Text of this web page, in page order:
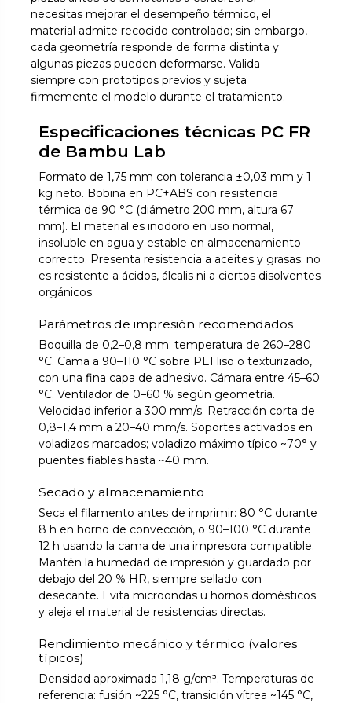
necesitas mejorar el desempeño térmico, el
material admite recocido controlado; sin embargo,
cada geometría responde de forma distinta y
algunas piezas pueden deformarse. Valida
siempre con prototipos previos y sujeta
firmemente el modelo durante el tratamiento.
Especificaciones técnicas PC FR
de Bambu Lab
Formato de 1,75 mm con tolerancia ±0,03 mm y 1
kg neto. Bobina en PC+ABS con resistencia
térmica de 90 °C (diámetro 200 mm, altura 67
mm). El material es inodoro en uso normal,
insoluble en agua y estable en almacenamiento
correcto. Presenta resistencia a aceites y grasas; no
es resistente a ácidos, álcalis ni a ciertos disolventes
orgánicos.
Parámetros de impresión recomendados
Boquilla de 0,2–0,8 mm; temperatura de 260–280
°C. Cama a 90–110 °C sobre PEI liso o texturizado,
con una fina capa de adhesivo. Cámara entre 45–60
°C. Ventilador de 0–60 % según geometría.
Velocidad inferior a 300 mm/s. Retracción corta de
0,8–1,4 mm a 20–40 mm/s. Soportes activados en
voladizos marcados; voladizo máximo típico ~70° y
puentes fiables hasta ~40 mm.
Secado y almacenamiento
Seca el filamento antes de imprimir: 80 °C durante
8 h en horno de convección, o 90–100 °C durante
12 h usando la cama de una impresora compatible.
Mantén la humedad de impresión y guardado por
debajo del 20 % HR, siempre sellado con
desecante. Evita microondas u hornos domésticos
y aleja el material de resistencias directas.
Rendimiento mecánico y térmico (valores
típicos)
Densidad aproximada 1,18 g/cm³. Temperaturas de
referencia: fusión ~225 °C, transición vítrea ~145 °C,